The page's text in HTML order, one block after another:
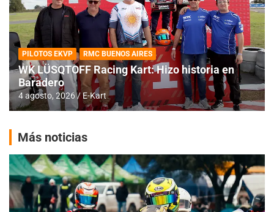
PILOTOS EKVP RMC BUENOS AIRES
WK LÜSQTOFF Racing Kart: Hizo historia en
Baradero
4 agosto, 2026 E-Kart
Más noticias